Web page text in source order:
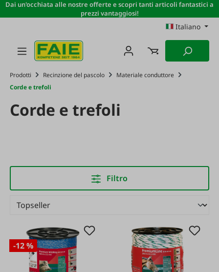
Passa al contenuto principale
Dai un'occhiata alle nostre offerte e scopri tanti articoli fantastici a
prezzi vantaggiosi!
Italiano
Prodotti Recinzione del pascolo
Materiale conduttore
Corde e trefoli
Corde e trefoli
Filtro
-12 %